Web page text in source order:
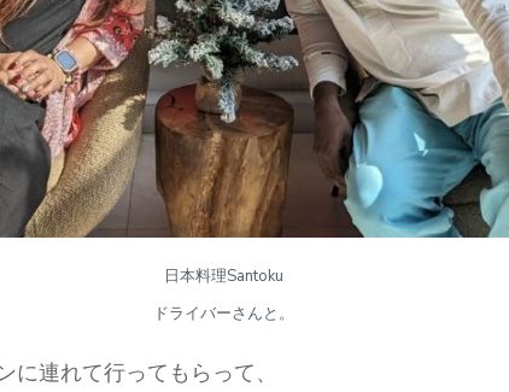
日本料理Santoku
ドライバーさんと。
連れて行ってもらって、